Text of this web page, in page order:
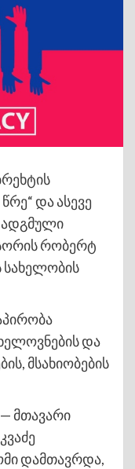
და ასევე
რობერტ
სახელობის
და
მსახიობების
— მთავარი
დამთავრდა,